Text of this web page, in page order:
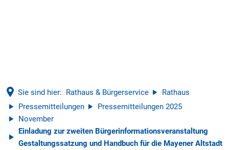
Sie sind hier: Rathaus & Bürgerservice
Rathaus
Pressemitteilungen
Pressemitteilungen 2025
November
Einladung zur zweiten Bürgerinformationsveranstaltung
Gestaltungssatzung und Handbuch für die Mayener Altstadt